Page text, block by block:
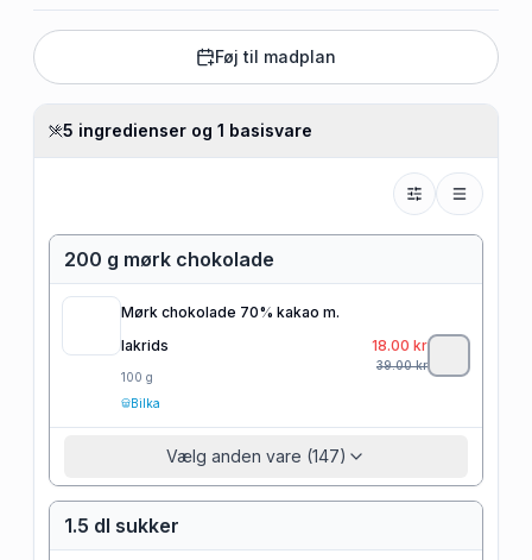
Føj til madplan
5 ingredienser og 1 basisvare
200 g mørk chokolade
Mørk chokolade 70% kakao m.
lakrids
100 g
Bilka
18.00 kr
39.00kr
Vælg anden vare (147)
1.5 dl sukker